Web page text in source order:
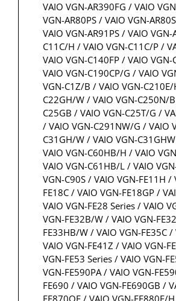
VAIO VGN-AR390FG / VAIO
VGN-AR80PS / VAIO VGN-
VAIO VGN-AR91PS / VAIO
C11C/H / VAIO VGN-C11C/P /
VAIO VGN-C140FP / VAIO
VAIO VGN-C190CP/G / VAIO
VGN-C1Z/B / VAIO VGN-
C22GH/W / VAIO VGN-C250N/
C25GB / VAIO VGN-C25T/G /
/ VAIO VGN-C291NW/G / VAIO
C31GH/W / VAIO VGN-
VAIO VGN-C60HB/H / VAIO
VAIO VGN-C61HB/L / VAIO
VGN-C90S / VAIO VGN-FE11H /
FE18C / VAIO VGN-FE18GP /
VAIO VGN-FE28 Series / VAIO
VGN-FE32B/W / VAIO VGN-
FE33HB/W / VAIO VGN-FE35C
VAIO VGN-FE41Z / VAIO VGN-
VGN-FE53 Series / VAIO VGN-
VGN-FE590PA / VAIO VGN-
FE690 / VAIO VGN-FE690GB /
FE870QE / VAIO VGN-FE880E/